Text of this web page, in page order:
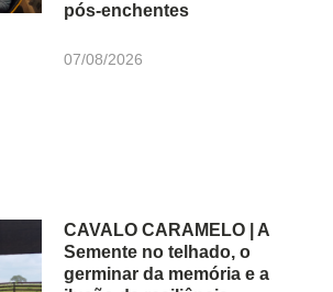
pós-enchentes
07/08/2026
CAVALO CARAMELO | A
Semente no telhado, o
germinar da memória e a